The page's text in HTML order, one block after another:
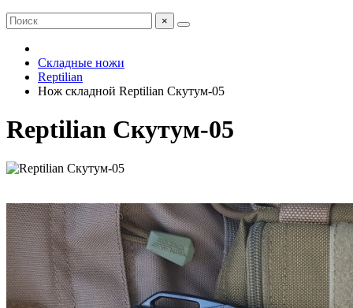
×
Складные ножи
Reptilian
Нож складной Reptilian Скутум-05
Reptilian Скутум-05